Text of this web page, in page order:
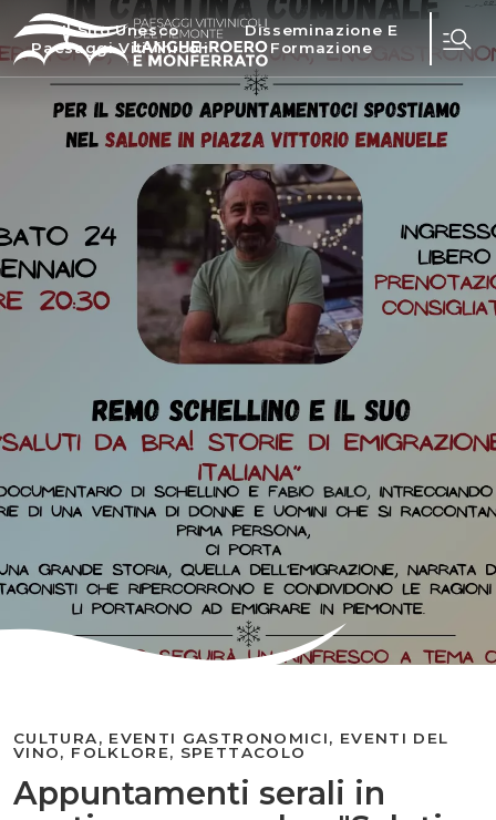
Il Sito Unesco
Paesaggi Vitivinicoli
Disseminazione E
Formazione
Appuntamenti serali in
CULTURA, EVENTI GASTRONOMICI, EVENTI DEL
VINO, FOLKLORE, SPETTACOLO